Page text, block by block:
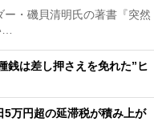
・磯貝清明氏の著書『突然
銭は差し押さえを免れた”ヒ
万円超の延滞税が積み上が